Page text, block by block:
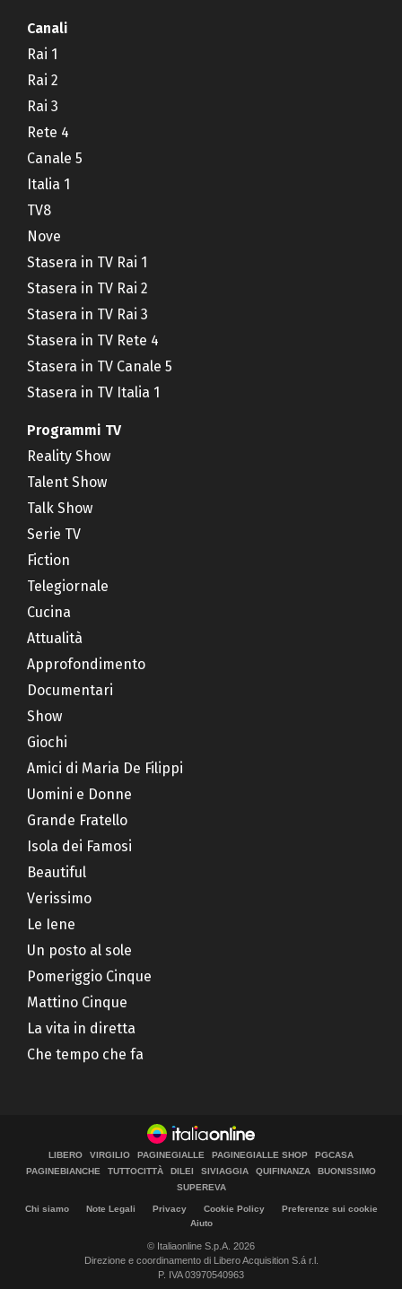
Canali
Rai 1
Rai 2
Rai 3
Rete 4
Canale 5
Italia 1
TV8
Nove
Stasera in TV Rai 1
Stasera in TV Rai 2
Stasera in TV Rai 3
Stasera in TV Rete 4
Stasera in TV Canale 5
Stasera in TV Italia 1
Programmi TV
Reality Show
Talent Show
Talk Show
Serie TV
Fiction
Telegiornale
Cucina
Attualità
Approfondimento
Documentari
Show
Giochi
Amici di Maria De Filippi
Uomini e Donne
Grande Fratello
Isola dei Famosi
Beautiful
Verissimo
Le Iene
Un posto al sole
Pomeriggio Cinque
Mattino Cinque
La vita in diretta
Che tempo che fa
LIBERO VIRGILIO PAGINEGIALLE PAGINEGIALLE SHOP
PGCASA
PAGINEBIANCHE
TUTTOCITTÀ DILEI SIVIAGGIA QUIFINANZA
BUONISSIMO
SUPEREVA
Chi siamo Note Legali Privacy Cookie Policy
Preferenze sui cookie
Aiuto
© Italiaonline S.p.A. 2026
Direzione e coordinamento di Libero Acquisition S.á r.l.
P. IVA 03970540963